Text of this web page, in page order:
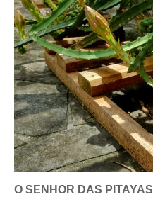
O SENHOR DAS PITAYAS